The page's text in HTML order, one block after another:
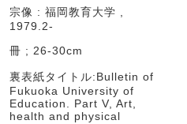
宗像 : 福岡教育大学 ,
1979.2-
冊 ; 26-30cm
裏表紙タイトル:Bulletin of
Fukuoka University of
Education. Part V, Art,
health and physical